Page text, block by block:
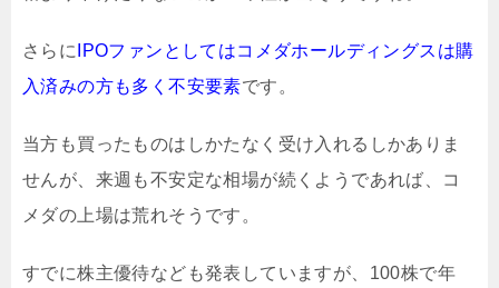
さらに IPOファンとしてはコメダホールディングスは購
入済みの方も多く不安要素です。
当方も買ったものはしかたなく受け入れるしかありま
せんが、来週も不安定な相場が続くようであれば、コ
メダの上場は荒れそうです。
すでに株主優待なども発表していますが、100株で年